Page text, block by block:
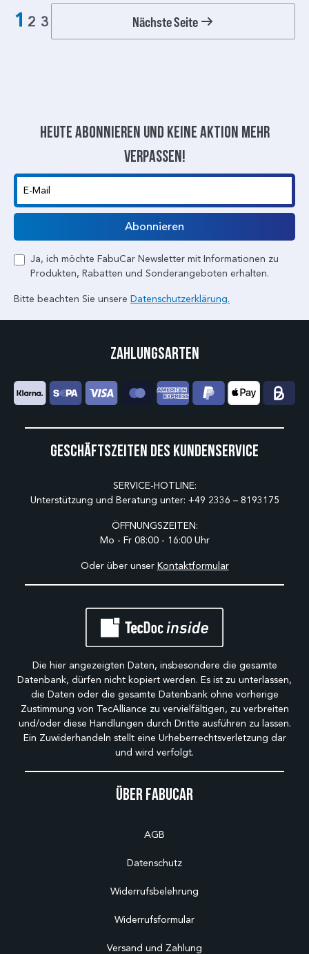
1 2 3 Nächste Seite
Heute abonnieren und keine aktion mehr
verpassen!
E-Mail
Abonnieren
Ja, ich möchte FabuCar Newsletter mit Informationen zu
Produkten, Rabatten und Sonderangeboten erhalten.
Bitte beachten Sie unsere Datenschutzerklärung.
Über Fabucar
AGB
Datenschutz
Widerrufsbelehrung
Widerrufsformular
Versand und Zahlung
Geschäftszeiten des Kundenservice
SERVICE-HOTLINE:
Unterstützung und Beratung unter: +49 2336 – 8193175
ÖFFNUNGSZEITEN:
Mo - Fr 08:00 - 16:00 Uhr
Oder über unser Kontaktformular
Zahlungsarten
Die hier angezeigten Daten, insbesondere die gesamte
Datenbank, dürfen nicht kopiert werden. Es ist zu unterlassen,
die Daten oder die gesamte Datenbank ohne vorherige
Zustimmung von TecAlliance zu vervielfältigen, zu verbreiten
und/oder diese Handlungen durch Dritte ausführen zu lassen.
Ein Zuwiderhandeln stellt eine Urheberrechtsverletzung dar
und wird verfolgt.